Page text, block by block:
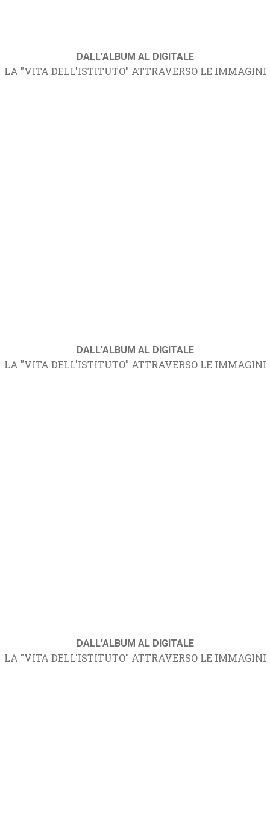
DALL'ALBUM AL DIGITALE
LA "VITA DELL'ISTITUTO" ATTRAVERSO LE IMMAGINI
DALL'ALBUM AL DIGITALE
LA "VITA DELL'ISTITUTO" ATTRAVERSO LE IMMAGINI
DALL'ALBUM AL DIGITALE
LA "VITA DELL'ISTITUTO" ATTRAVERSO LE IMMAGINI